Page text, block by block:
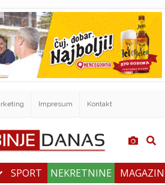
Impresum Kontakt
SPORT NEKRETNINE